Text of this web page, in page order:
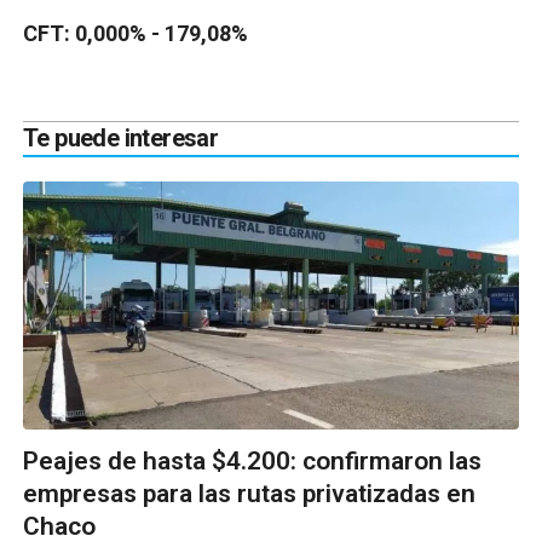
CFT: 0,000% - 179,08%
Te puede interesar
Peajes de hasta $4.200: confirmaron las
empresas para las rutas privatizadas en
Chaco